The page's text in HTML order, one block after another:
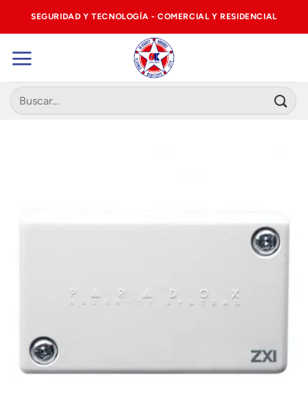
SEGURIDAD Y TECNOLOGÍA - COMERCIAL Y RESIDENCIAL
Buscar
por: